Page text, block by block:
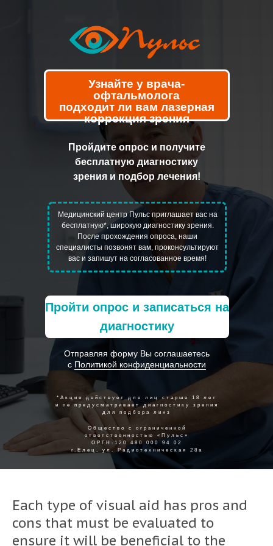
Узнайте у врача-
офтальмолога
подходит ли вам лазерная
коррекция зрения
Медицинский центр Пульс приглашает вас на
бесплатную*, широкую диагностику зрения.
После прохождения опроса, наши
специалисты позвонят вам, проконсультируют
вас и запишут на согласованное время!
Пройдите опрос и получите
бесплатную диагностику
зрения и подбор лечения!
Пройти опрос и записаться на
диагностику
*Акция действует для лиц старше 18 лет
и не предусматривает диагностику зрения
для подбора линз
Общество с ограниченной
ответственностью «Пульс»
ОРГН:120 480 000 94 02
г.Елец, ул. Радиотехническая 28а
Отправляя форму Вы соглашаетесь
с Политикой конфиденциальности
Each type of visual aid has pros and
cons that must be evaluated to
ensure it will be beneficial to the